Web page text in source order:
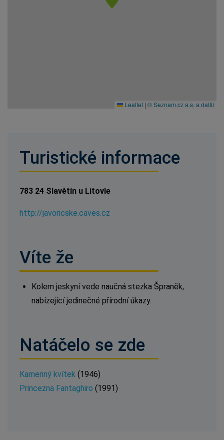
Leaflet | © Seznam.cz a.s. a další
Turistické informace
783 24 Slavětín u Litovle
http://javoricske.caves.cz
Víte že
Kolem jeskyní vede naučná stezka Špraněk,
nabízející jedinečné přírodní úkazy.
Natáčelo se zde
Kamenný kvítek (1946)
Princezna Fantaghiro (1991)